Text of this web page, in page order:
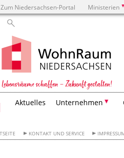
Zum Niedersachsen-Portal Ministerien
Aktuelles Unternehmen
KONTAKT UND SERVICE